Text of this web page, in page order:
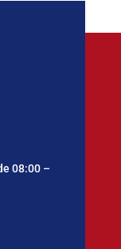
08:00 –